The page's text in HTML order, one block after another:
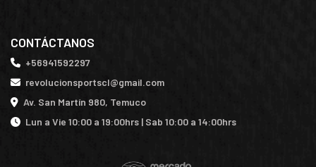
CONTÁCTANOS
+56941592297
revolucionsportscl@gmail.com
Av. San Martín 980, Temuco
Lun a Vie 10:00 a 19:00hrs | Sab 10:00 a 14:00hrs